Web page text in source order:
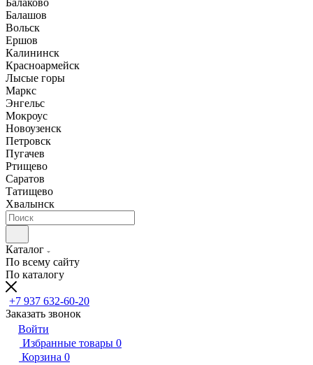
Балаково
Балашов
Вольск
Ершов
Калининск
Красноармейск
Лысые горы
Маркс
Энгельс
Мокроус
Новоузенск
Петровск
Пугачев
Ртищево
Саратов
Татищево
Хвалынск
Каталог
По всему сайту
По каталогу
+7 937 632-60-20
Заказать звонок
Войти
Избранные товары 0
Корзина 0